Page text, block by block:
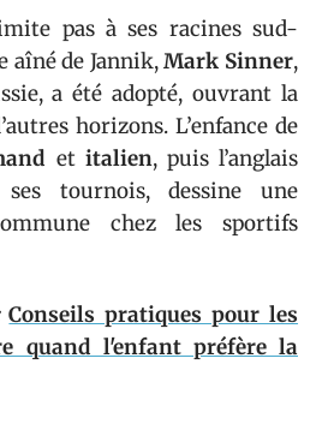
pas à ses racines sud-
aîné de Jannik,Mark Sinner,
a été adopté, ouvrant la
horizons. L’enfance de
et italien, puis l’anglais
tournois, dessine une
chez les sportifs
Conseils pratiques pour les
quand l'enfant préfère la